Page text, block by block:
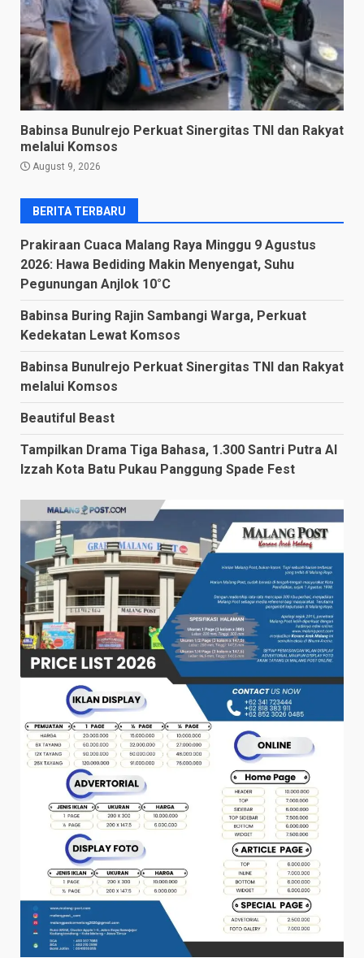
Babinsa Bunulrejo Perkuat Sinergitas TNI dan Rakyat
melalui Komsos
August 9, 2026
BERITA TERBARU
Prakiraan Cuaca Malang Raya Minggu 9 Agustus
2026: Hawa Bediding Makin Menyengat, Suhu
Pegunungan Anjlok 10°C
Babinsa Buring Rajin Sambangi Warga, Perkuat
Kedekatan Lewat Komsos
Babinsa Bunulrejo Perkuat Sinergitas TNI dan Rakyat
melalui Komsos
Beautiful Beast
Tampilkan Drama Tiga Bahasa, 1.300 Santri Putra Al
Izzah Kota Batu Pukau Panggung Spade Fest